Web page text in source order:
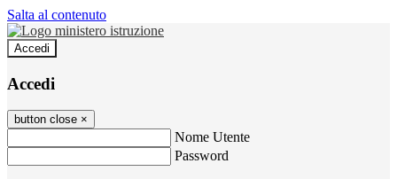
Salta al contenuto
Accedi
Accedi
button close ×
Nome Utente
Password